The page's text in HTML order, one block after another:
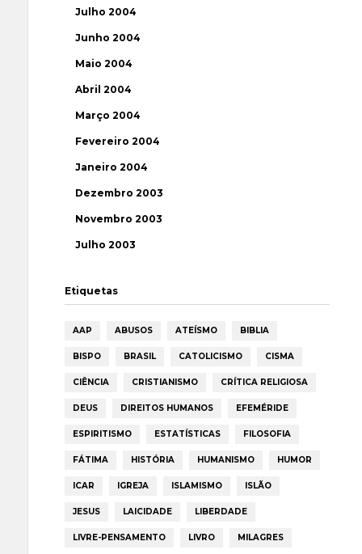
Julho 2004
Junho 2004
Maio 2004
Abril 2004
Março 2004
Fevereiro 2004
Janeiro 2004
Dezembro 2003
Novembro 2003
Julho 2003
Etiquetas
AAP ABUSOS ATEÍSMO BIBLIA
BISPO BRASIL CATOLICISMO CISMA
CIÊNCIA CRISTIANISMO CRÍTICA RELIGIOSA
DEUS DIREITOS HUMANOS EFEMÉRIDE
ESPIRITISMO ESTATÍSTICAS FILOSOFIA
FÁTIMA HISTÓRIA HUMANISMO HUMOR
ICAR IGREJA ISLAMISMO ISLÃO
JESUS LAICIDADE LIBERDADE
LIVRE-PENSAMENTO LIVRO MILAGRES